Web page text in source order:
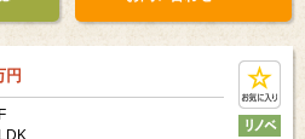
報の
この建物について
お問い合わせ